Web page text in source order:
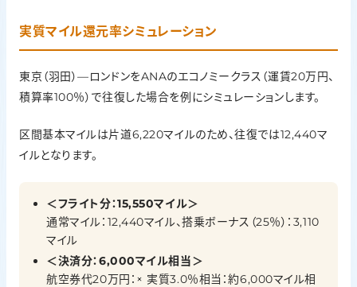
実質マイル還元率シミュレーション
東京（羽田）―ロンドンをANAのエコノミークラス（運賃20万円、
積算率100％）で往復した場合を例にシミュレーションします。
区間基本マイルは片道6,220マイルのため、往復では12,440マ
イルとなります。
＜フライト分：15,550マイル＞
通常マイル：12,440マイル、搭乗ボーナス（25％）：3,110
マイル
＜決済分：6,000マイル相当＞
航空券代20万円：× 実質3.0％相当：約6,000マイル相